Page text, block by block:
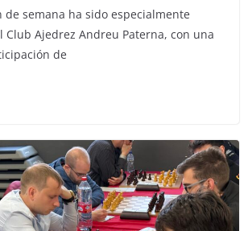
de semana ha sido especialmente
Club Ajedrez Andreu Paterna, con una
de